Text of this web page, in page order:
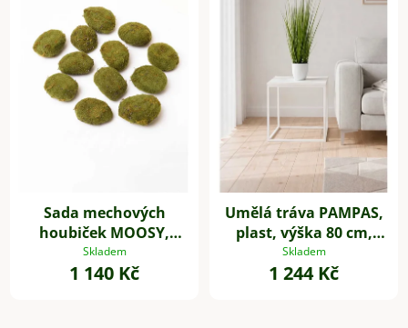
Sada mechových
houbiček MOOSY,
plast, zelená
Skladem
1 140 Kč
Umělá tráva PAMPAS,
plast, výška 80 cm,
zelená
Skladem
1 244 Kč